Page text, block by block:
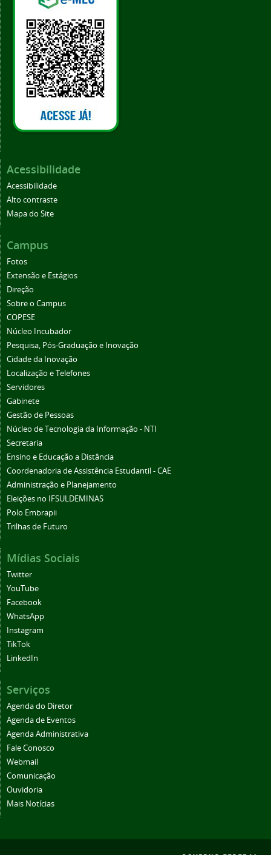
Acessibilidade
Acessibilidade
Alto contraste
Mapa do Site
Campus
Fotos
Extensão e Estágios
Direção
Sobre o Campus
COPESE
Núcleo Incubador
Pesquisa, Pós-Graduação e Inovação
Cidade da Inovação
Localização e Telefones
Servidores
Gabinete
Gestão de Pessoas
Núcleo de Tecnologia da Informação - NTI
Secretaria
Ensino e Educação a Distância
Coordenadoria de Assistência Estudantil - CAE
Administração e Planejamento
Eleições no IFSULDEMINAS
Polo Embrapii
Trilhas de Futuro
Mídias Sociais
Twitter
YouTube
Facebook
WhatsApp
Instagram
TikTok
LinkedIn
Serviços
Agenda do Diretor
Agenda de Eventos
Agenda Administrativa
Fale Conosco
Webmail
Comunicação
Ouvidoria
Mais Notícias